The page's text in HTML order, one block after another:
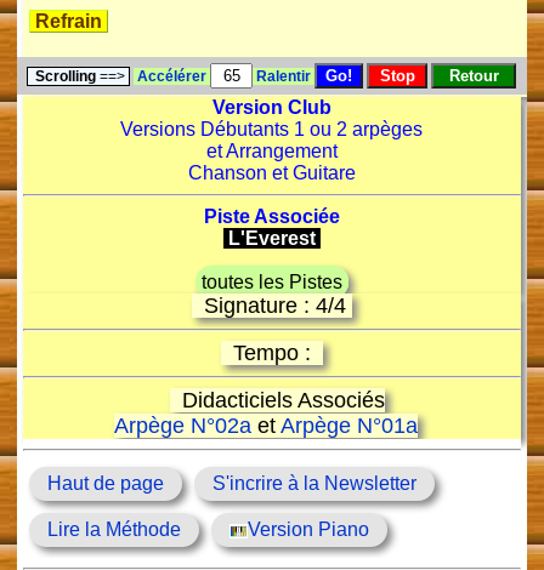
Refrain
Scrolling==> Accélérer Ralentir
Version Club
Versions Débutants 1 ou 2 arpèges
et Arrangement
Chanson et Guitare
Piste Associée
L'Everest
toutes les Pistes
Signature : 4/4
Tempo :
Didacticiels Associés
Arpège N°02aet Arpège N°01a
Haut de page S'incrire à la Newsletter
Lire la Méthode Version Piano